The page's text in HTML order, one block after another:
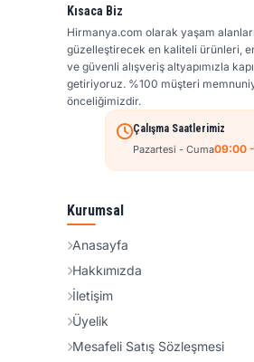
Kısaca Biz
Hirmanya.com olarak yaşam
güzelleştirecek en kaliteli ürünleri,
ve güvenli alışveriş altyapımızla
getiriyoruz. %100 müşteri
önceliğimizdir.
Çalışma Saatlerimiz
Pazartesi - Cuma09:00
Kurumsal
Anasayfa
Hakkımızda
İletişim
Üyelik
Mesafeli Satış Sözleşmesi